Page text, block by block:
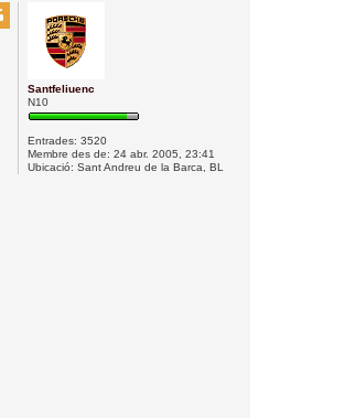
Santfeliuenc
N10
Entrades: 3520
Membre des de: 24 abr. 2005, 23:41
Ubicació: Sant Andreu de la Barca, BL